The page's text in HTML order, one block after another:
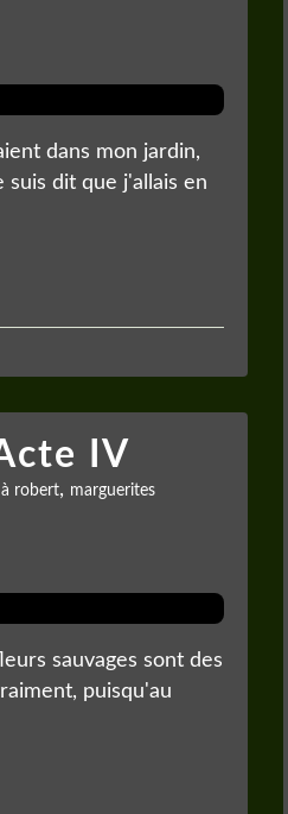
dans mon jardin,
dit que j'allais en
IV
robert, marguerites
sauvages sont des
puisqu'au